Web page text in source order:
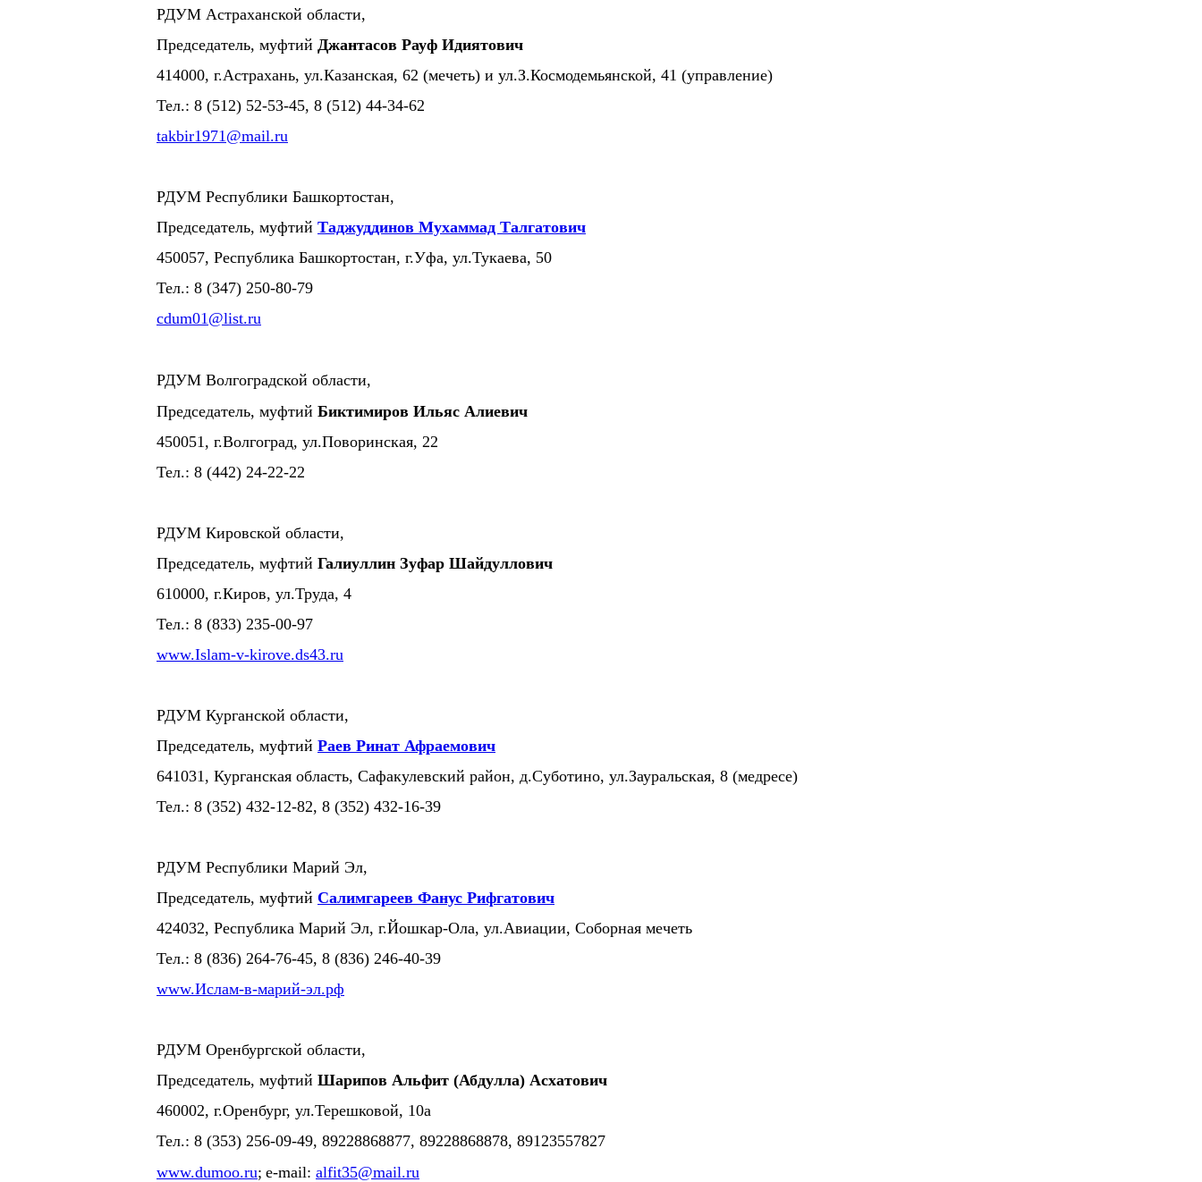
РДУМ Астраханской области,
Председатель, муфтий Джантасов Рауф Идиятович
414000, г.Астрахань, ул.Казанская, 62 (мечеть) и ул.З.Космодемьянской, 41 (управление)
Тел.: 8 (512) 52-53-45, 8 (512) 44-34-62
takbir1971@mail.ru
РДУМ Республики Башкортостан,
Председатель, муфтий Таджуддинов Мухаммад Талгатович
450057, Республика Башкортостан, г.Уфа, ул.Тукаева, 50
Тел.: 8 (347) 250-80-79
cdum01@list.ru
РДУМ Волгоградской области,
Председатель, муфтий Биктимиров Ильяс Алиевич
450051, г.Волгоград, ул.Поворинская, 22
Тел.: 8 (442) 24-22-22
РДУМ Кировской области,
Председатель, муфтий Галиуллин Зуфар Шайдуллович
610000, г.Киров, ул.Труда, 4
Тел.: 8 (833) 235-00-97
www.Islam-v-kirove.ds43.ru
РДУМ Курганской области,
Председатель, муфтий Раев Ринат Афраемович
641031, Курганская область, Сафакулевский район, д.Суботино, ул.Зауральская, 8 (медресе)
Тел.: 8 (352) 432-12-82, 8 (352) 432-16-39
РДУМ Республики Марий Эл,
Председатель, муфтий Салимгареев Фанус Рифгатович
424032, Республика Марий Эл, г.Йошкар-Ола, ул.Авиации, Соборная мечеть
Тел.: 8 (836) 264-76-45, 8 (836) 246-40-39
www.Ислам-в-марий-эл.рф
РДУМ Оренбургской области,
Председатель, муфтий Шарипов Альфит (Абдулла) Асхатович
460002, г.Оренбург, ул.Терешковой, 10а
Тел.: 8 (353) 256-09-49, 89228868877, 89228868878, 89123557827
www.dumoo.ru; e-mail: alfit35@mail.ru